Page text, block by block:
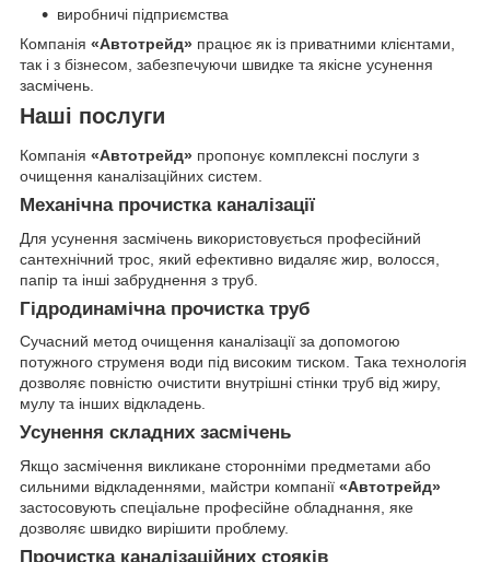
виробничі підприємства
Компанія «Автотрейд» працює як із приватними клієнтами,
так і з бізнесом, забезпечуючи швидке та якісне усунення
засмічень.
Наші послуги
Компанія «Автотрейд» пропонує комплексні послуги з
очищення каналізаційних систем.
Механічна прочистка каналізації
Для усунення засмічень використовується професійний
сантехнічний трос, який ефективно видаляє жир, волосся,
папір та інші забруднення з труб.
Гідродинамічна прочистка труб
Сучасний метод очищення каналізації за допомогою
потужного струменя води під високим тиском. Така технологія
дозволяє повністю очистити внутрішні стінки труб від жиру,
мулу та інших відкладень.
Усунення складних засмічень
Якщо засмічення викликане сторонніми предметами або
сильними відкладеннями, майстри компанії «Автотрейд»
застосовують спеціальне професійне обладнання, яке
дозволяє швидко вирішити проблему.
Прочистка каналізаційних стояків